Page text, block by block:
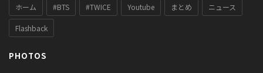
ホーム #BTS #TWICE Youtube まとめ ニュース
Flashback
PHOTOS